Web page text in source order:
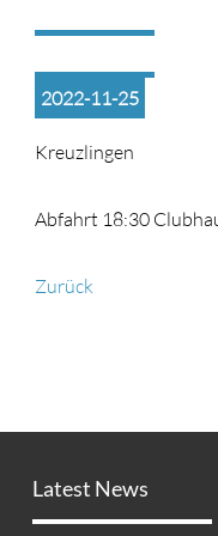
2022-11-25
Kreuzlingen
Abfahrt 18:30
Zurück
Latest News